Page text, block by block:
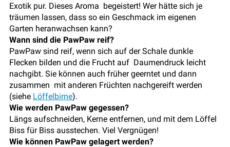
Exotik pur. Dieses Aroma begeistert! Wer hätte sich je
träumen lassen, dass so ein Geschmack im eigenen
Garten heranwachsen kann?
Wann sind die PawPaw reif?
PawPaw sind reif, wenn sich auf der Schale dunkle
Flecken bilden und die Frucht auf Daumendruck leicht
nachgibt. Sie können auch früher geerntet und dann
zusammen mit anderen Früchten nachgereift werden
(siehe Löffelbirne).
Wie werden PawPaw gegessen?
Längs aufschneiden, Kerne entfernen, und mit dem Löffel
Biss für Biss ausstechen. Viel Vergnügen!
Wie können PawPaw gelagert werden?